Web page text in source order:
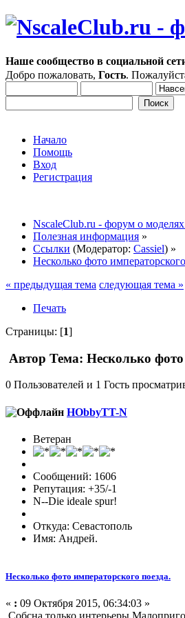
Наше сообщество в социальной
Добро пожаловать, Гость.
Начало
Помощь
Вход
Регистрация
NscaleClub.ru - форум о
Полезная информация »
Ссылки (Модератор: Cassiel) »
Несколько фото
« предыдущая тема следующая тема »
Печать
Страницы: [1]
Автор Тема: Несколько
0 Пользователей и 1 Гость
HObbyTT-N
Ветеран
Сообщений: 1606
Репутация: +35/-1
N--Die ideale spur!
Откуда: Севастополь
Имя: Андрей.
Несколько фото императорского поезда.
« : 09 Октября 2015, 06:34:03 »